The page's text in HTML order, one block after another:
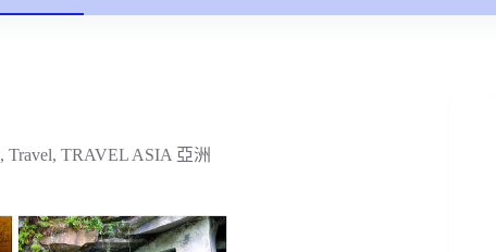
, Travel, TRAVEL ASIA 亞洲